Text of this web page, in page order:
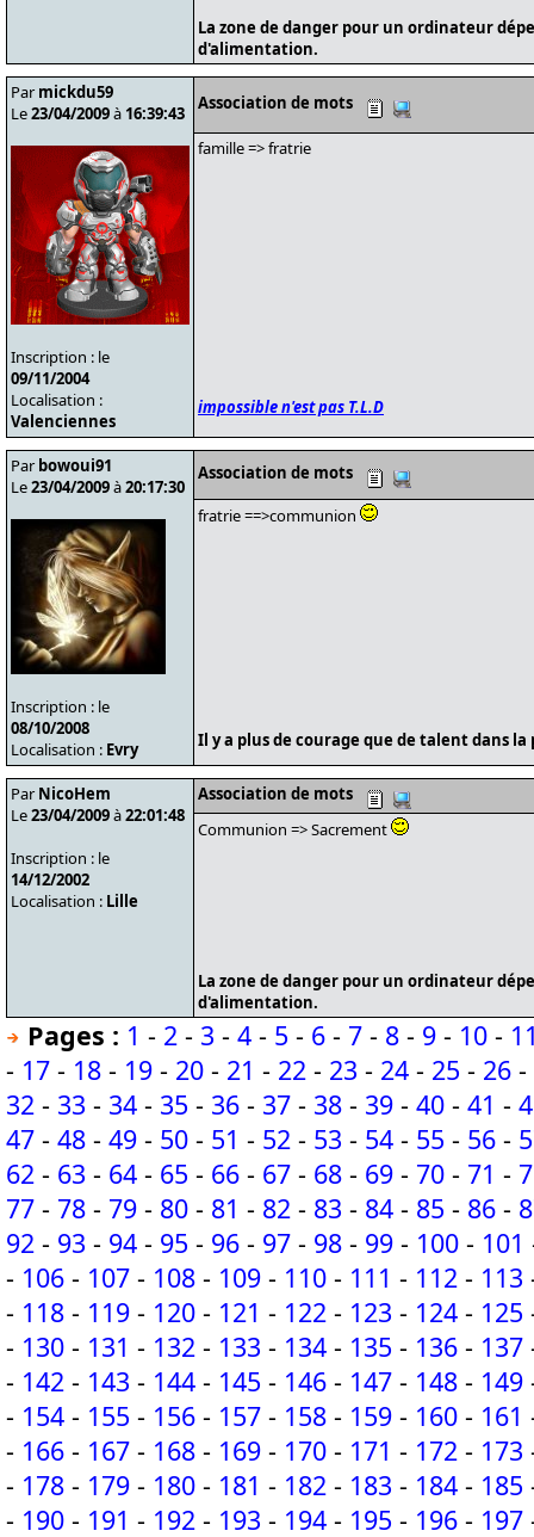
La zone de danger pour un ordinateur
d'alimentation.
Par mickdu59
Le23/04/2009à 16:39:43
Inscription : le
09/11/2004
Localisation :
Valenciennes
Association de mots
famille => fratrie
impossible n'est pas T.L.D
Par bowoui91
Le23/04/2009à20:17:30
Inscription : le
08/10/2008
Localisation : Evry
Association de mots
fratrie ==>communion
Il y a plus de courage que de talent dans
Par NicoHem
Le23/04/2009à22:01:48
Inscription : le
14/12/2002
Localisation : Lille
Association de mots
Communion => Sacrement
La zone de danger pour un ordinateur
d'alimentation.
Pages : 1 - 2 - 3 - 4 - 5 - 6 - 7 - 8 - 9 - 10 -
- 17 - 18 - 19 - 20 - 21 - 22 - 23 - 24 - 25 - 26 -
32 - 33 - 34 - 35 - 36 - 37 - 38 - 39 - 40 - 41 -
47 - 48 - 49 - 50 - 51 - 52 - 53 - 54 - 55 - 56 -
62 - 63 - 64 - 65 - 66 - 67 - 68 - 69 - 70 - 71 -
77 - 78 - 79 - 80 - 81 - 82 - 83 - 84 - 85 - 86 -
92 - 93 - 94 - 95 - 96 - 97 - 98 - 99 - 100 - 101
- 106 - 107 - 108 - 109 - 110 - 111 - 112 - 113
- 118 - 119 - 120 - 121 - 122 - 123 - 124 - 125
- 130 - 131 - 132 - 133 - 134 - 135 - 136 - 137
- 142 - 143 - 144 - 145 - 146 - 147 - 148 - 149
- 154 - 155 - 156 - 157 - 158 - 159 - 160 - 161
- 166 - 167 - 168 - 169 - 170 - 171 - 172 - 173
- 178 - 179 - 180 - 181 - 182 - 183 - 184 - 185
- 190 - 191 - 192 - 193 - 194 - 195 - 196 - 197